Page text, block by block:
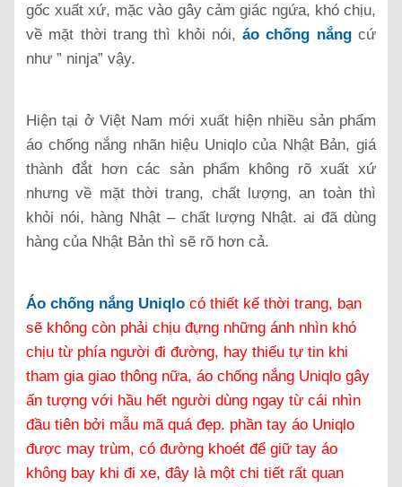
gốc xuất xứ, mặc vào gây cảm giác ngứa, khó chịu,
về mặt thời trang thì khỏi nói,áo chống nắngcứ
như ” ninja” vậy.
Hiện tại ở Việt Nam mới xuất hiện nhiều sản phẩm
áo chống nắng nhãn hiệu Uniqlo của Nhật Bản, giá
thành đắt hơn các sản phẩm không rõ xuất xứ
nhưng về mặt thời trang, chất lượng, an toàn thì
khỏi nói, hàng Nhật – chất lượng Nhật. ai đã dùng
hàng của Nhật Bản thì sẽ rõ hơn cả.
Áo chống nắng Uniqlo có thiết kế thời trang, bạn
sẽ không còn phải chịu đựng những ánh nhìn khó
chịu từ phía người đi đường, hay thiếu tự tin khi
tham gia giao thông nữa, áo chống nắng Uniqlo gây
ấn tượng với hầu hết người dùng ngay từ cái nhìn
đầu tiên bởi mẫu mã quá đẹp. phần tay áo Uniqlo
được may trùm, có đường khoét để giữ tay áo
không bay khi đi xe, đây là một chi tiết rất quan